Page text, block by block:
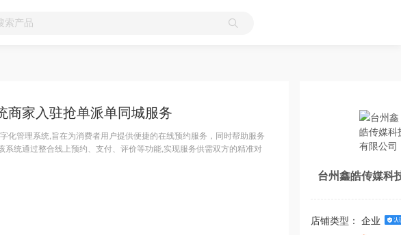
商家入驻抢单派单同城服务
化管理系统,旨在为消费者用户提供便捷的在线预约服务，同时帮助服务
统通过整合线上预约、支付、评价等功能,实现服务供需双方的精准对
台州鑫皓传媒科
店铺类型： 企业